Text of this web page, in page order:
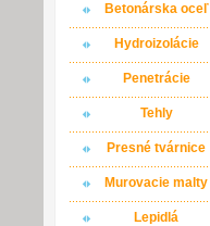
Betonárska oceľ
Hydroizolácie
Penetrácie
Tehly
Presné tvárnice
Murovacie malty
Lepidlá